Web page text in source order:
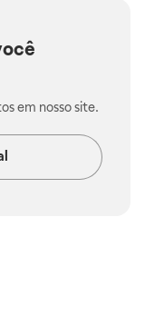
em nosso site.